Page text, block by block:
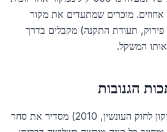
לפרמיה נוספת של 3 עד 5 אחוזים. מוכרים שמתעדים את מקור
תעודת התקנה) מקבלים בדרך
המשקל.
הגנובות
חוק המתכות הגנובות (התיקון לחוק העונשין, 2010) מסדיר את סחר